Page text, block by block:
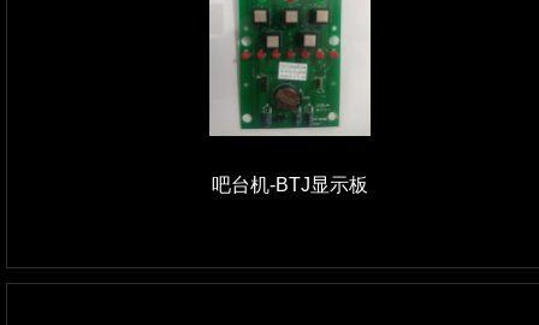
吧台机-BTJ显示板